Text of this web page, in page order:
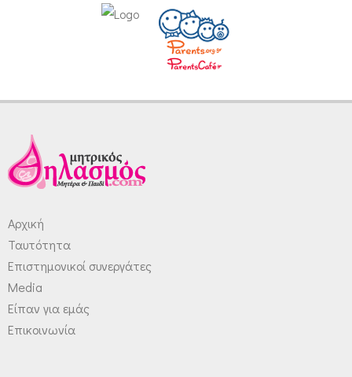
Αρχική
Ταυτότητα
Επιστημονικοί συνεργάτες
Media
Είπαν για εμάς
Επικοινωνία